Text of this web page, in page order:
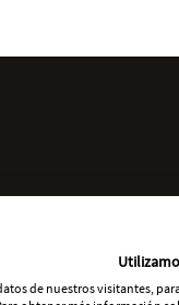
de nuestros visitantes,